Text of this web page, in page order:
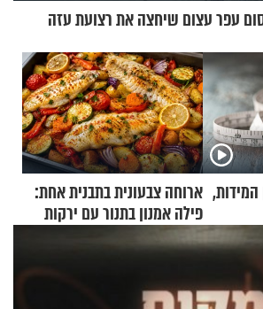
עפר עצום שיחצה את רצועת עזה
המידות, ארוחה צבעונית בתבנית אחת:
פילה אמנון בתנור עם ירקות